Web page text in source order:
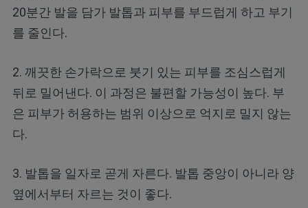
20분간 발을 담가 발톱과 피부를 부드럽게 하고 부기
를 줄인다.
2. 깨끗한 손가락으로 붓기 있는 피부를 조심스럽게
뒤로 밀어낸다. 이 과정은 불편할 가능성이 높다. 부
은 피부가 허용하는 범위 이상으로 억지로 밀지 않는
다.
3. 발톱을 일자로 곧게 자른다. 발톱 중앙이 아니라 양
옆에서부터 자르는 것이 좋다.